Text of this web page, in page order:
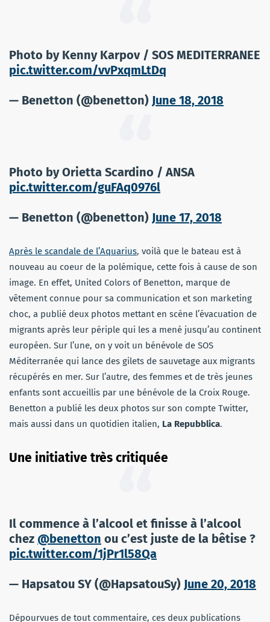
Photo by Kenny Karpov / SOS MEDITERRANEE
pic.twitter.com/vvPxqmLtDq
— Benetton (@benetton) June 18, 2018
Photo by Orietta Scardino / ANSA
pic.twitter.com/guFAq0976l
— Benetton (@benetton) June 17, 2018
Après le scandale de l’Aquarius, voilà que le bateau est à
nouveau au coeur de la polémique, cette fois à cause de son
image. En effet, United Colors of Benetton, marque de
vêtement connue pour sa communication et son marketing
choc, a publié deux photos mettant en scène l’évacuation de
migrants après leur périple qui les a mené jusqu’au continent
européen. Sur l’une, on y voit un bénévole de SOS
Méditerranée qui lance des gilets de sauvetage aux migrants
récupérés en mer. Sur l’autre, des femmes et de très jeunes
enfants sont accueillis par une bénévole de la Croix Rouge.
Benetton a publié les deux photos sur son compte Twitter,
mais aussi dans un quotidien italien, La Repubblica.
Une initiative très critiquée
Il commence à l’alcool et finisse à l’alcool
chez @benetton ou c’est juste de la bêtise ?
pic.twitter.com/1jPr1l58Qa
— Hapsatou SY (@HapsatouSy) June 20, 2018
Dépourvues de tout commentaire, ces deux publications